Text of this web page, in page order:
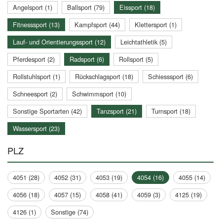
Angelsport (1) Ballsport (79)
Eissport (18)
Fitnesssport (13)
Kampfsport (44)
Klettersport (1)
Lauf- und Orientierungssport (12)
Leichtathletik (5)
Pferdesport (2)
Radsport (6)
Rollsport (5)
Rollstuhlsport (1)
Rückschlagsport (18)
Schiesssport (6)
Schneesport (2)
Schwimmsport (10)
Sonstige Sportarten (42)
Tanzsport (21)
Turnsport (18)
Wassersport (23)
PLZ
4051 (28) 4052 (31) 4053 (19) 4054 (16)
4055 (14)
4056 (18)
4057 (15) 4058 (41) 4059 (3)
4125 (19)
4126 (1)
Sonstige (74)